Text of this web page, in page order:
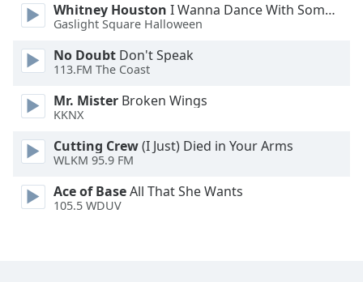
Done
Close
Dialog
End
dialog
Whitney Houston I Wanna Dance With Somebody
Gaslight Square Halloween
No Doubt Don't Speak
113.FM The Coast
Mr. Mister Broken Wings
KKNX
Cutting Crew(I Just) Died in Your Arms
WLKM 95.9 FM
Ace of BaseAll That She Wants
105.5 WDUV